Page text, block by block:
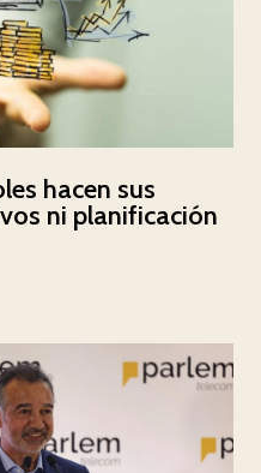
hacen sus
ni planificación